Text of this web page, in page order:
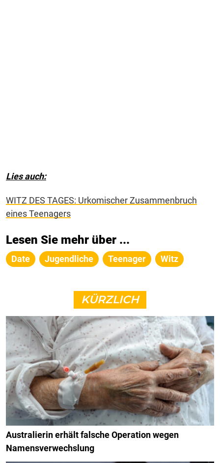
Lies auch:
WITZ DES TAGES: Urkomischer Zusammenbruch
eines Teenagers
Lesen Sie mehr über ...
Date Jugendliche Teenager Witz
KÜRZLICH
Australierin erhält falsche Operation wegen
Namensverwechslung